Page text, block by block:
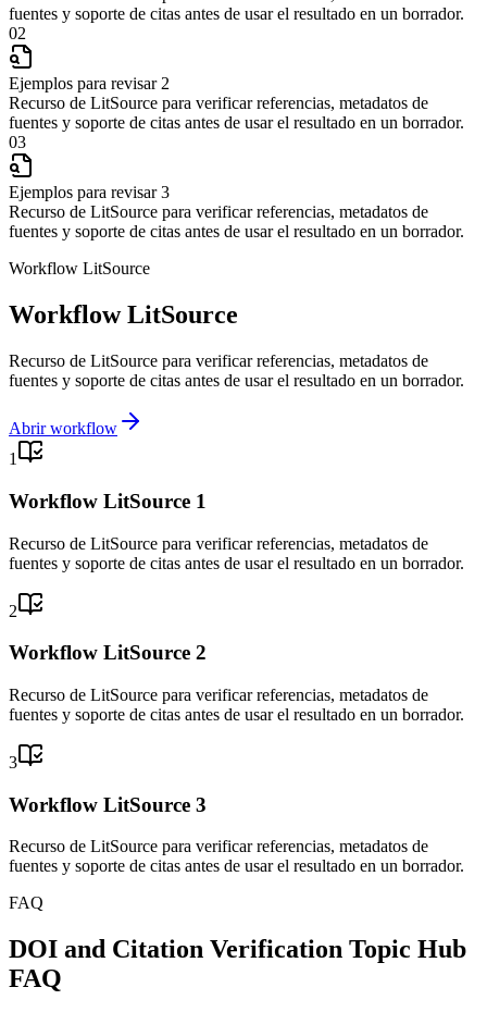
fuentes y soporte de citas antes de usar el resultado en un borrador.
02
Ejemplos para revisar 2
Recurso de LitSource para verificar referencias, metadatos de
fuentes y soporte de citas antes de usar el resultado en un borrador.
03
Ejemplos para revisar 3
Recurso de LitSource para verificar referencias, metadatos de
fuentes y soporte de citas antes de usar el resultado en un borrador.
Workflow LitSource
Workflow LitSource
Recurso de LitSource para verificar referencias, metadatos de
fuentes y soporte de citas antes de usar el resultado en un borrador.
Abrir workflow
1
Workflow LitSource 1
Recurso de LitSource para verificar referencias, metadatos de
fuentes y soporte de citas antes de usar el resultado en un borrador.
2
Workflow LitSource 2
Recurso de LitSource para verificar referencias, metadatos de
fuentes y soporte de citas antes de usar el resultado en un borrador.
3
Workflow LitSource 3
Recurso de LitSource para verificar referencias, metadatos de
fuentes y soporte de citas antes de usar el resultado en un borrador.
FAQ
DOI and Citation Verification Topic Hub
FAQ